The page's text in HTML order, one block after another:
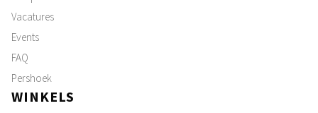
Vacatures
Events
FAQ
Pershoek
WINKELS